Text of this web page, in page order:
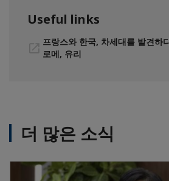
Useful links
프랑스와 한국, 차세대를 발견하
로메, 유리
더 많은 소식